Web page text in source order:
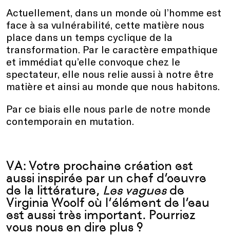
Actuellement, dans un monde où l’homme est
face à sa vulnérabilité, cette matière nous
place dans un temps cyclique de la
transformation. Par le caractère empathique
et immédiat qu’elle convoque chez le
spectateur, elle nous relie aussi à notre être
matière et ainsi au monde que nous habitons.
Par ce biais elle nous parle de notre monde
contemporain en mutation.
VA: Votre prochaine création est
aussi inspirée par un chef d’oeuvre
de la littérature, Les vagues de
Virginia Woolf où l’élément de l’eau
est aussi très important. Pourriez
vous nous en dire plus ?